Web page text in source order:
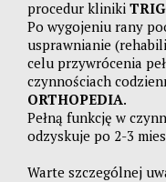
procedur kliniki
Po wygojeniu rany
usprawnianie
celu przywrócenia
czynnościach
ORTHOPEDIA.
Pełną funkcję w
odzyskuje po 2-3
Warte szczególnej